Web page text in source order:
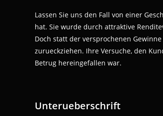
Lassen Sie uns den Fall von einer
hat. Sie wurde durch attraktive
Doch statt der versprochenen
zurueckziehen. Ihre Versuche, den
Betrug hereingefallen war.
Unterueberschrift